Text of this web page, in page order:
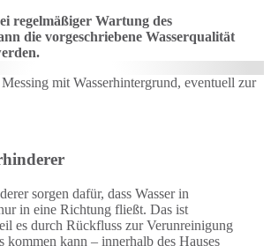
regelmäßiger Wartung des
die vorgeschriebene Wasserqualität
sorgen dafür, dass Wasser in
in eine Richtung fließt. Das ist
es durch Rückfluss zur Verunreinigung
kommen kann – innerhalb des Hauses